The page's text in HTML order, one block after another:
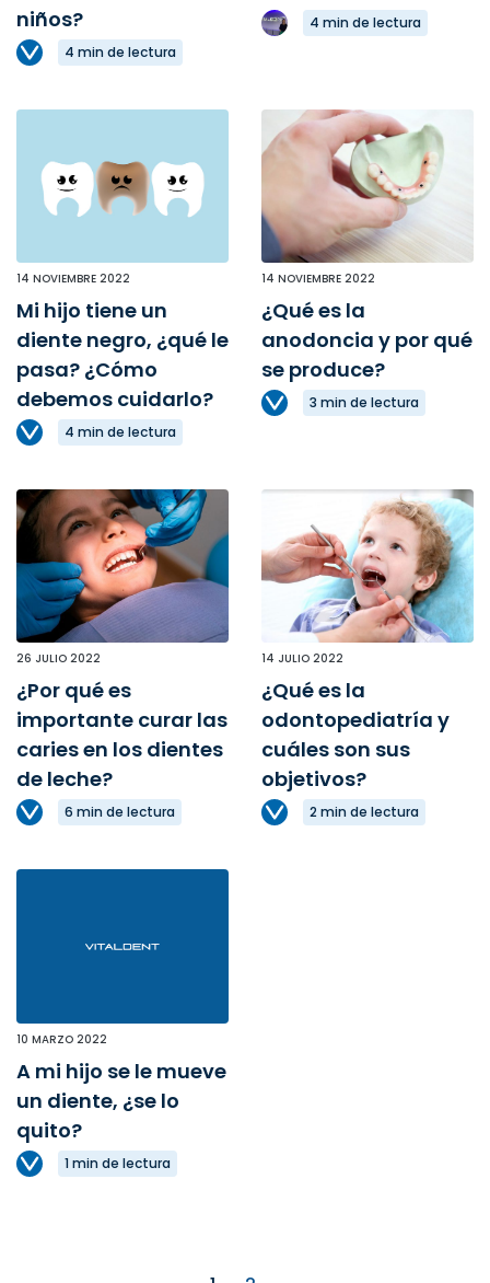
niños?
4 min de lectura
4 min de lectura
14 NOVIEMBRE 2022
Mi hijo tiene un
diente negro, ¿qué le
pasa? ¿Cómo
debemos cuidarlo?
4 min de lectura
14 NOVIEMBRE 2022
¿Qué es la
anodoncia y por qué
se produce?
3 min de lectura
26 JULIO 2022
¿Por qué es
importante curar las
caries en los dientes
de leche?
6 min de lectura
14 JULIO 2022
¿Qué es la
odontopediatría y
cuáles son sus
objetivos?
2 min de lectura
10 MARZO 2022
A mi hijo se le mueve
un diente, ¿se lo
quito?
1 min de lectura